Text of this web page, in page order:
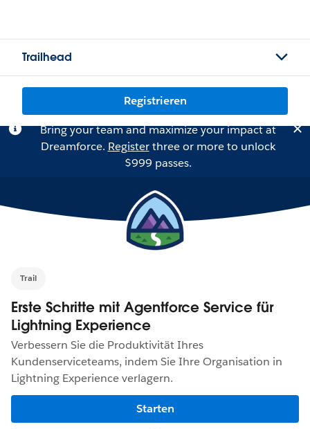
Trailhead
Registrieren
Bring your team and maximize your impact at
Dreamforce. Registerthree or more to unlock
$999 passes.
Trail
Erste Schritte mit Agentforce Service für
Lightning Experience
Verbessern Sie die Produktivität Ihres
Kundenserviceteams, indem Sie Ihre Organisation in
Lightning Experience verlagern.
Starten